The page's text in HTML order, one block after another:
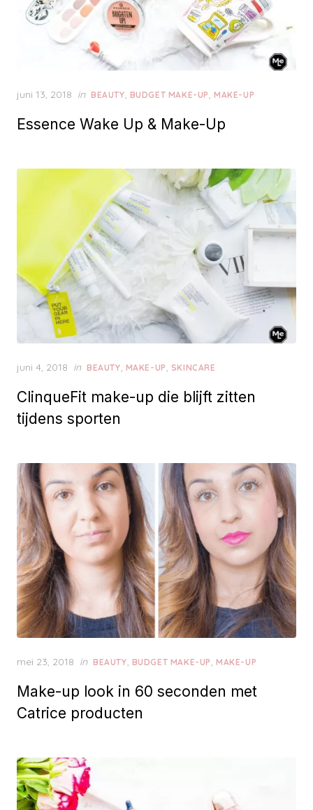
P
s
d
juni 13, 2018 in BEAUTY, BUDGET MAKE-UP,MAKE-UP
Essence Wake Up & Make-Up
P
s
t
e
n
juni 4, 2018 in BEAUTY, MAKE-UP, SKINCARE
ClinqueFit make-up die blijft zitten
tijdens sporten
P
s
t
e
n
mei 23, 2018 in BEAUTY, BUDGET MAKE-UP,MAKE-UP
Make-up look in 60 seconden met
Catrice producten